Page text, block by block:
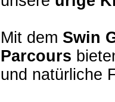
Mit dem Swin
Parcours
und natürliche